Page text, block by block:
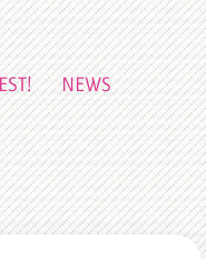
NEWS